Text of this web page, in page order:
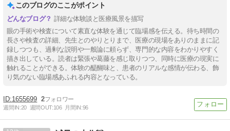
このブログのここがポイント
詳細な体験談と医療風景を描写
眼の手術や検査について素直な体験を通じて臨場感を伝える。待ち時間の
長さや検査の詳細、先生とのやりとりまで、医療の現場をありのままに記
録しつつも、過剰な説明や一般論に頼らず、専門的な内容をわかりやすく
描き出している。読者は緊張や葛藤を感じ取りつつ、同時に医療の現実に
触れることができる。体験の醍醐味と、患者のリアルな感情が伝わる、飾
り気のない臨場感あふれる内容となっている。
1655699 2
週間IN:20 週間OUT:106 月間IN:96